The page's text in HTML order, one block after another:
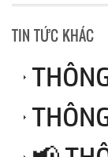
TIN TỨC KHÁC